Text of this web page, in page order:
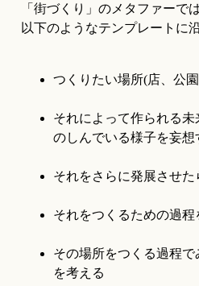
「街づくり」のメタファーで
以下のようなテンプレートに
つくりたい場所(店、公
それによって作られる
のしんでいる様子を妄想
それをさらに発展させ
それをつくるための過程
その場所をつくる過程
を考える